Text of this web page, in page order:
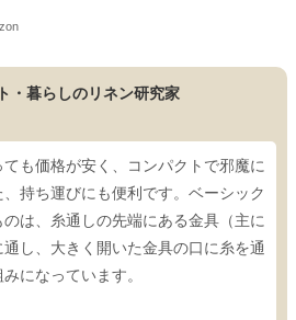
・暮らしのリネン研究家
も価格が安く、コンパクトで邪魔に
持ち運びにも便利です。ベーシック
は、糸通しの先端にある金具（主に
し、大きく開いた金具の口に糸を通
になっています。